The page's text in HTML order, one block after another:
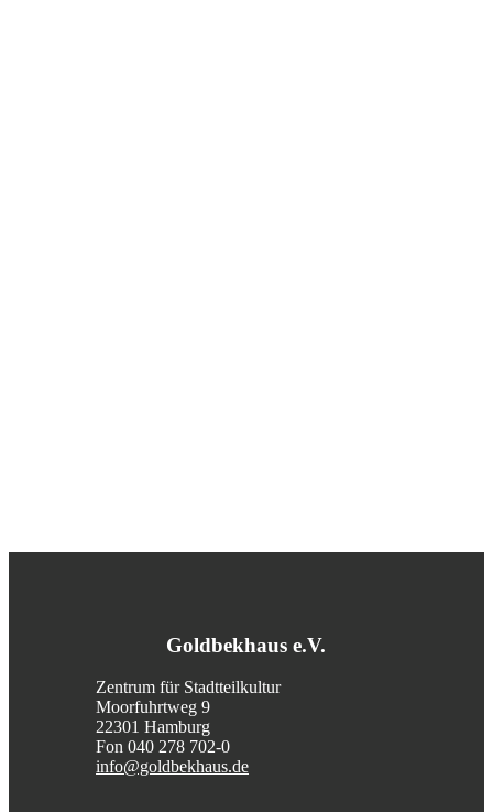
Goldbekhaus e.V.
Zentrum für Stadtteilkultur
Moorfuhrtweg 9
22301 Hamburg
Fon 040 278 702-0
info@goldbekhaus.de